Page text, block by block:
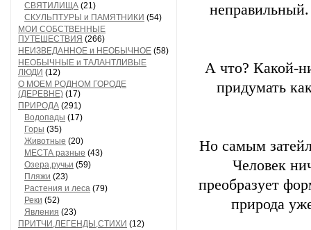
СВЯТИЛИЩА (21)
СКУЛЬПТУРЫ и ПАМЯТНИКИ (54)
МОИ СОБСТВЕННЫЕ
ПУТЕШЕСТВИЯ (266)
НЕИЗВЕДАННОЕ и НЕОБЫЧНОЕ (58)
НЕОБЫЧНЫЕ и ТАЛАНТЛИВЫЕ
ЛЮДИ (12)
О МОЕМ РОДНОМ ГОРОДЕ
(ДЕРЕВНЕ) (17)
ПРИРОДА (291)
Водопады (17)
Горы (35)
Животные (20)
МЕСТА разные (43)
Озера,ручьи (59)
Пляжи (23)
Растения и леса (79)
Реки (52)
Явления (23)
ПРИТЧИ,ЛЕГЕНДЫ,СТИХИ (12)
неправильный.
А что? Какой-
придумать
Но самым
Человек
преобразует
природа